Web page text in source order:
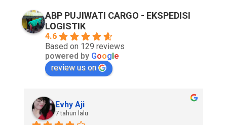
ABP PUJIWATI CARGO - EKSPEDISI
LOGISTIK
4.6
Based on 129 reviews
powered by Google
review us on
Evhy Aji
7 tahun lalu